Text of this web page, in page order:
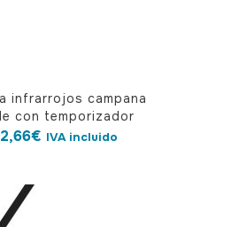
infrarrojos campana
con temporizador
€ IVA incluido